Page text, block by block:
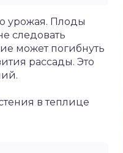
урожая. Плоды
следовать
может погибнуть
рассады. Это
в теплице